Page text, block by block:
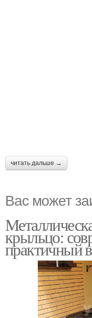
читать дальше →
Вас может
крыльцо:
практичный